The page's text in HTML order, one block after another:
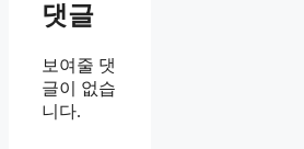
댓글
보여줄 댓
글이 없습
니다.